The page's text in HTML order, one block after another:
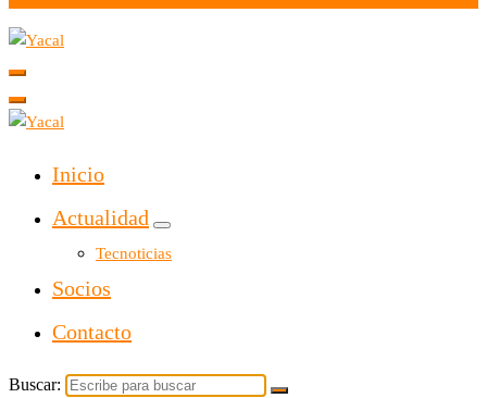
Yacal micro hosting
Inicio
Actualidad
Tecnoticias
Socios
Contacto
Buscar: